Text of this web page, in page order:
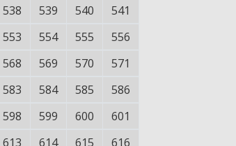
538 539 540
541
553 554 555
556
568 569 570
571
583 584 585
586
598 599 600
601
613 614 615
616